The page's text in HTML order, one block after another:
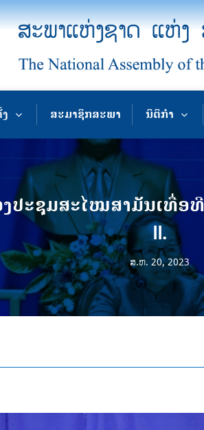
ສະມາຊິກສະພາ ນິຕິກຳ
ປະຊຸມສະໄໝສາມັນເທື່ອ
II.
ສ.ຫ. 20, 2023